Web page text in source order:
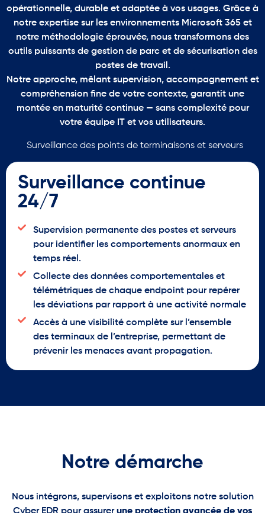
opérationnelle, durable et adaptée à vos usages. Grâce à
notre expertise sur les environnements Microsoft 365 et
notre méthodologie éprouvée, nous transformons des
outils puissants de gestion de parc et de sécurisation des
postes de travail.
Notre approche, mêlant supervision, accompagnement et
compréhension fine de votre contexte, garantit une
montée en maturité continue — sans complexité pour
votre équipe IT et vos utilisateurs.
Surveillance des points de terminaisons et serveurs
Surveillance continue
24/7
Supervision permanente des postes et serveurs
pour identifier les comportements anormaux en
temps réel.
Collecte des données comportementales et
télémétriques de chaque endpoint pour repérer
les déviations par rapport à une activité normale
Accès à une visibilité complète sur l’ensemble
des terminaux de l’entreprise, permettant de
prévenir les menaces avant propagation.
Notre démarche
Nous intégrons, supervisons et exploitons notre solution
Cyber EDR pour assurerune protection avancée de vos